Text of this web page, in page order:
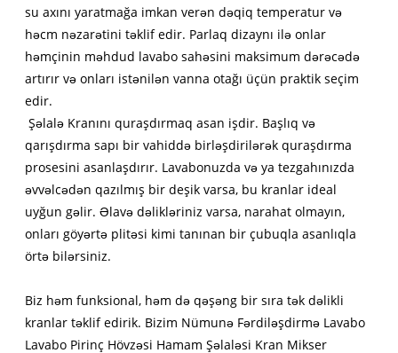
su axını yaratmağa imkan verən dəqiq temperatur və
həcm nəzarətini təklif edir. Parlaq dizaynı ilə onlar
həmçinin məhdud lavabo sahəsini maksimum dərəcədə
artırır və onları istənilən vanna otağı üçün praktik seçim
edir.
Şəlalə Kranını quraşdırmaq asan işdir. Başlıq və
qarışdırma sapı bir vahiddə birləşdirilərək quraşdırma
prosesini asanlaşdırır. Lavabonuzda və ya tezgahınızda
əvvəlcədən qazılmış bir deşik varsa, bu kranlar ideal
uyğun gəlir. Əlavə dəlikləriniz varsa, narahat olmayın,
onları göyərtə plitəsi kimi tanınan bir çubuqla asanlıqla
örtə bilərsiniz.
Biz həm funksional, həm də qəşəng bir sıra tək dəlikli
kranlar təklif edirik. Bizim Nümunə Fərdiləşdirmə Lavabo
Lavabo Pirinç Hövzəsi Hamam Şəlaləsi Kran Mikser